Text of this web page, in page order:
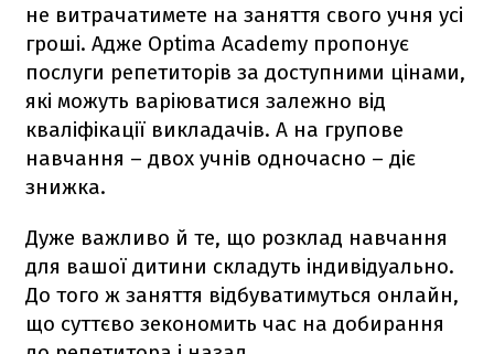
не витрачатимете на заняття свого учня усі
гроші. Адже Optima Academy пропонує
послуги репетиторів за доступними цінами,
які можуть варіюватися залежно від
кваліфікації викладачів. А на групове
навчання – двох учнів одночасно – діє
знижка.
Дуже важливо й те, що розклад навчання
для вашої дитини складуть індивідуально.
До того ж заняття відбуватимуться онлайн,
що суттєво зекономить час на добирання